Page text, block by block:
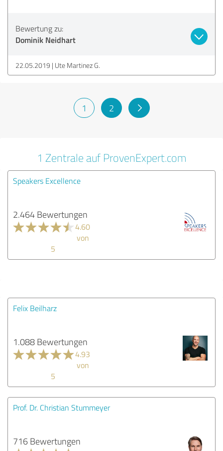
Bewertung zu:
Dominik Neidhart
22.05.2019 Ute Martinez G.
1 2
1 Zentrale auf ProvenExpert.com
Speakers Excellence
2.464 Bewertungen
4.60
von
5
Felix Beilharz
1.088 Bewertungen
4.93
von
5
Prof. Dr. Christian Stummeyer
716 Bewertungen